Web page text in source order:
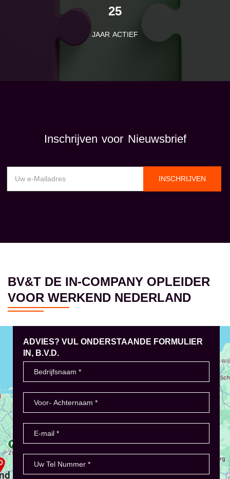
25
JAAR ACTIEF
Inschrijven voor Nieuwsbrief
INSCHRIJVEN
BV&T DE IN-COMPANY OPLEIDER
VOOR WERKEND NEDERLAND
ADVIES? VUL ONDERSTAANDE FORMULIER
IN, B.V.D.